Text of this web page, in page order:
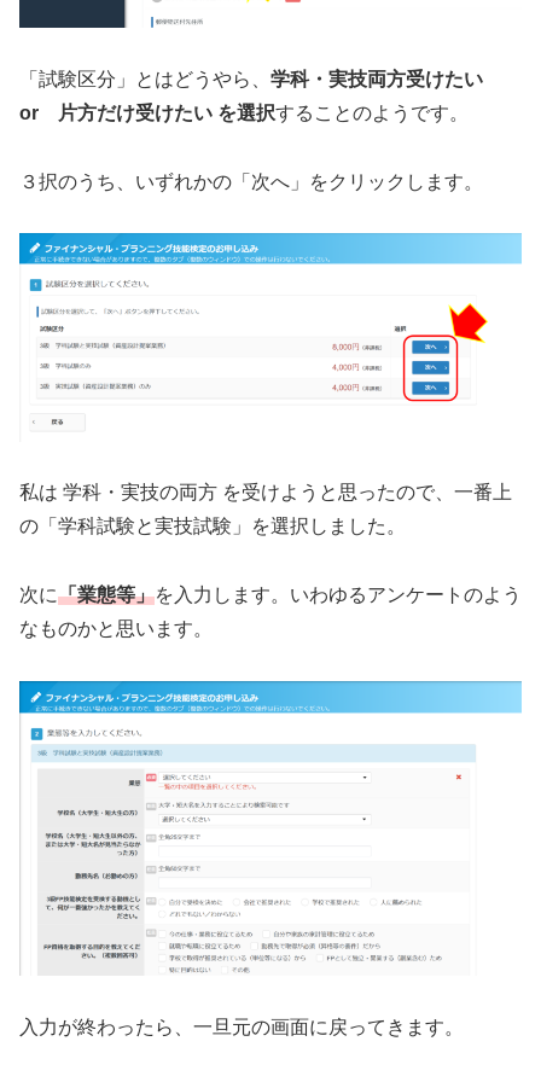
「試験区分」とはどうやら、 学科・実技両方受けたい
or 片方だけ受けたい を選択することのようです。
３択のうち、いずれかの「次へ」をクリックします。
私は 学科・実技の両方 を受けようと思ったので、一番上
の「学科試験と実技試験」を選択しました。
次に「業態等」を入力します。いわゆるアンケートのよう
なものかと思います。
入力が終わったら、一旦元の画面に戻ってきます。